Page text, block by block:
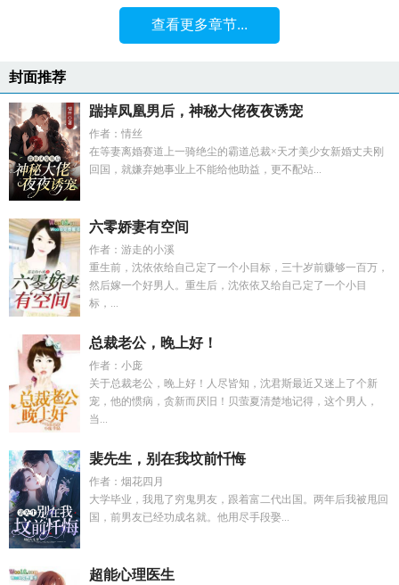
查看更多章节...
封面推荐
踹掉凤凰男后，神秘大佬夜夜诱宠
作者：情丝
在等妻离婚赛道上一骑绝尘的霸道总裁×天才美少女新婚丈夫刚
回国，就嫌弃她事业上不能给他助益，更不配站...
六零娇妻有空间
作者：游走的小溪
重生前，沈依依给自己定了一个小目标，三十岁前赚够一百万，
然后嫁一个好男人。重生后，沈依依又给自己定了一个小目
标，...
总裁老公，晚上好！
作者：小庞
关于总裁老公，晚上好！人尽皆知，沈君斯最近又迷上了个新
宠，他的惯病，贪新而厌旧！贝萤夏清楚地记得，这个男人，
当...
裴先生，别在我坟前忏悔
作者：烟花四月
大学毕业，我甩了穷鬼男友，跟着富二代出国。两年后我被甩回
国，前男友已经功成名就。他用尽手段娶...
超能心理医生